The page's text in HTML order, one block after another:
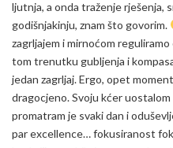
ljutnja, a onda traženje rješenja,
godišnjakinju, znam što govorim.
zagrljajem i mirnoćom
tom trenutku gubljenja i
jedan zagrljaj. Ergo, opet
dragocjeno. Svoju kćer
promatram je svaki dan i
par excellence… fokusiranost